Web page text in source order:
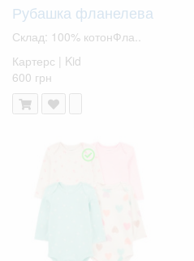
Рубашка фланелева
Склад: 100% котонФла..
Картерс | Kid
600 грн